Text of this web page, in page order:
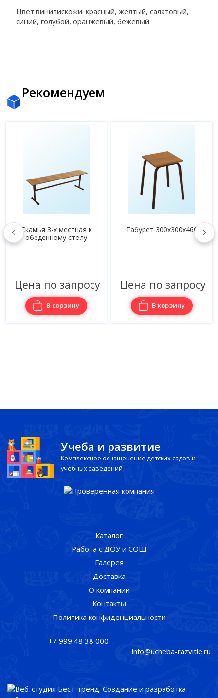
Цвет винилискожи: красный, желтый, салатовый,
синий, голубой, оранжевый, бежевый.
Рекомендуем
Скамья 3-х местная к
обеденному столу
Цена по запросу
В корзину
Табурет 300х300х460
Цена по запросу
В корзину
Учеба и развитие
Комплексное оснащенение детских садов и
учебных заведений
Каталог
Работа с ДОУ и СОШ
Галерея
Доставка
О компании
Контакты
Политика конфиденциальности
+7 999 48 38 000
info@ucheba-razvitie.ru